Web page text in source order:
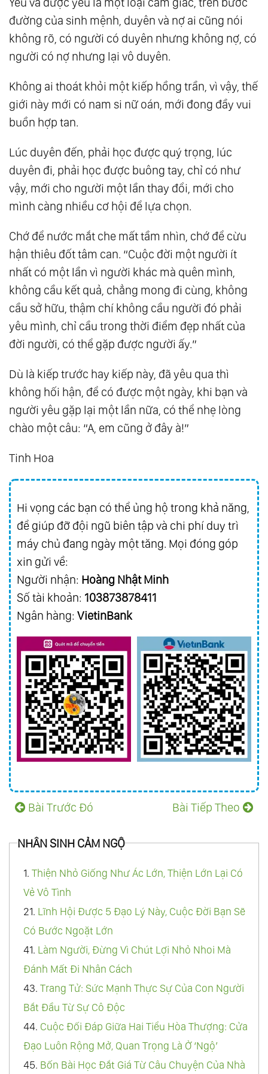
đường của sinh mệnh, duyên và nợ ai cũng nói
không rõ, có người có duyên nhưng không nợ, có
người có nợ nhưng lại vô duyên.
Không ai thoát khỏi một kiếp hồng trần, vì vậy, thế
giới này mới có nam si nữ oán, mới đong đầy vui
buồn hợp tan.
Lúc duyên đến, phải học được quý trọng, lúc
duyên đi, phải học được buông tay, chỉ có như
vậy, mới cho người một lần thay đổi, mới cho
mình càng nhiều cơ hội để lựa chọn.
Chớ để nước mắt che mất tầm nhìn, chớ để cừu
hận thiêu đốt tâm can. “Cuộc đời một người ít
nhất có một lần vì người khác mà quên mình,
không cầu kết quả, chẳng mong đi cùng, không
cầu sở hữu, thậm chí không cầu người đó phải
yêu mình, chỉ cầu trong thời điểm đẹp nhất của
đời người, có thể gặp được người ấy.”
Dù là kiếp trước hay kiếp này, đã yêu qua thì
không hối hận, để có được một ngày, khi bạn và
người yêu gặp lại một lần nữa, có thể nhẹ lòng
chào một câu: “A, em cũng ở đây à!”
Tinh Hoa
Hi vọng các bạn có thể ủng hộ trong khả năng,
để giúp đỡ đội ngũ biên tập và chi phí duy trì
máy chủ đang ngày một tăng. Mọi đóng góp
xin gửi về:
Người nhận: Hoàng Nhật Minh
Số tài khoản: 103873878411
Ngân hàng: VietinBank
Bài Trước Đó Bài Tiếp Theo
NHÂN SINH CẢM NGỘ
1. Thiện Nhỏ Giống Như Ác Lớn, Thiện Lớn Lại Có
Vẻ Vô Tình
21. Lĩnh Hội Được 5 Đạo Lý Này, Cuộc Đời Bạn Sẽ
Có Bước Ngoặt Lớn
41. Làm Người, Đừng Vì Chút Lợi Nhỏ Nhoi Mà
Đánh Mất Đi Nhân Cách
43. Trang Tử: Sức Mạnh Thực Sự Của Con Người
Bắt Đầu Từ Sự Cô Độc
44. Cuộc Đối Đáp Giữa Hai Tiểu Hòa Thượng: Cửa
Đạo Luôn Rộng Mở, Quan Trọng Là Ở ‘Ngộ’
45. Bốn Bài Học Đắt Giá Từ Câu Chuyện Của Nhà